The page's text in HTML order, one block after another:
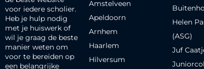
voor iedere scholier.
Heb je hulp nodig
met je huiswerk of
wil je graag de beste
manier weten om
voor te bereiden op
een belangrijke
Amstelveen
Apeldoorn
Arnhem
Haarlem
Hilversum
Helen
(ASG)
Juf